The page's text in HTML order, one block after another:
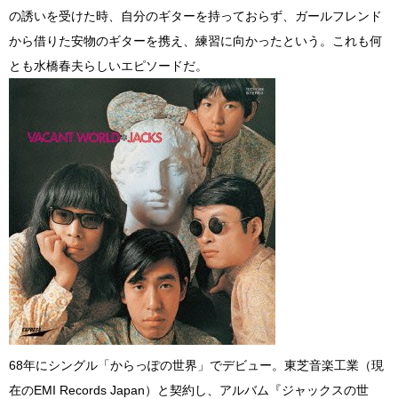
の誘いを受けた時、自分のギターを持っておらず、ガールフレンド
から借りた安物のギターを携え、練習に向かったという。これも何
とも水橋春夫らしいエピソードだ。
68年にシングル「からっぽの世界」でデビュー。東芝音楽工業（現
在のEMI Records Japan）と契約し、アルバム『ジャックスの世